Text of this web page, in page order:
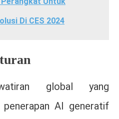
Di CES 2024
global yang
AI generatif